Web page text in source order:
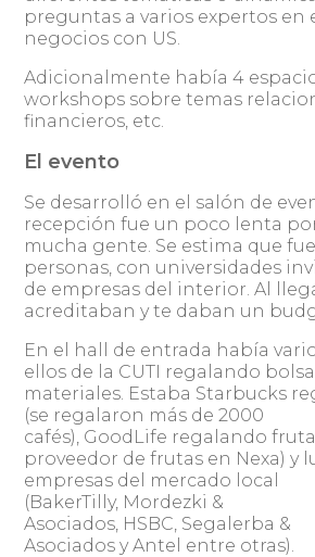
preguntas a varios expertos en
negocios con US.
Adicionalmente había 4
workshops sobre temas
financieros, etc.
El evento
Se desarrolló en el salón de
recepción fue un poco lenta
mucha gente. Se estima que
personas, con universidades
de empresas del interior. Al
acreditaban y te daban un
En el hall de entrada había
ellos de la CUTI regalando
materiales. Estaba Starbucks
(se regalaron más de 2000
cafés), GoodLife regalando
proveedor de frutas en Nexa) y
empresas del mercado local
(BakerTilly, Mordezki &
Asociados, HSBC, Segalerba &
Asociados y Antel entre otras).